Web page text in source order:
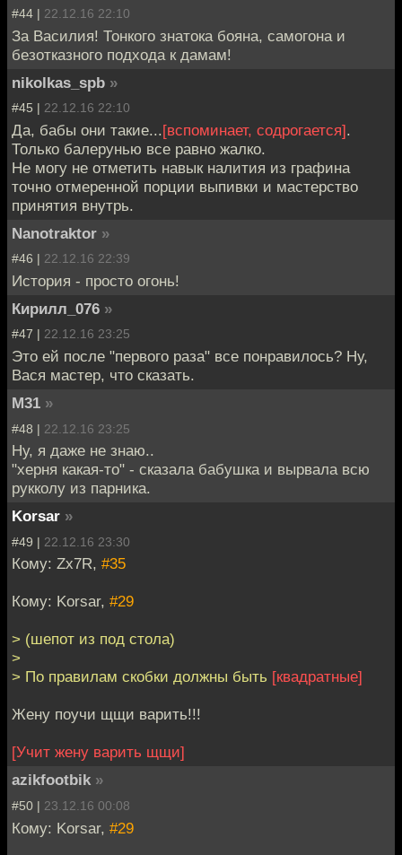
#44 | 22.12.16 22:10
За Василия! Тонкого знатока бояна, самогона и
безотказного подхода к дамам!
nikolkas_spb »
#45 | 22.12.16 22:10
Да, бабы они такие...[вспоминает, содрогается].
Только балерунью все равно жалко.
Не могу не отметить навык налития из графина
точно отмеренной порции выпивки и мастерство
принятия внутрь.
Nanotraktor »
#46 | 22.12.16 22:39
История - просто огонь!
Кирилл_076 »
#47 | 22.12.16 23:25
Это ей после "первого раза" все понравилось? Ну,
Вася мастер, что сказать.
M31 »
#48 | 22.12.16 23:25
Ну, я даже не знаю..
"херня какая-то" - сказала бабушка и вырвала всю
рукколу из парника.
Korsar »
#49 | 22.12.16 23:30
Кому: Zx7R, #35
Кому: Korsar, #29
> (шепот из под стола)
>
> По правилам скобки должны быть [квадратные]
Жену поучи щщи варить!!!
[Учит жену варить щщи]
azikfootbik »
#50 | 23.12.16 00:08
Кому: Korsar, #29